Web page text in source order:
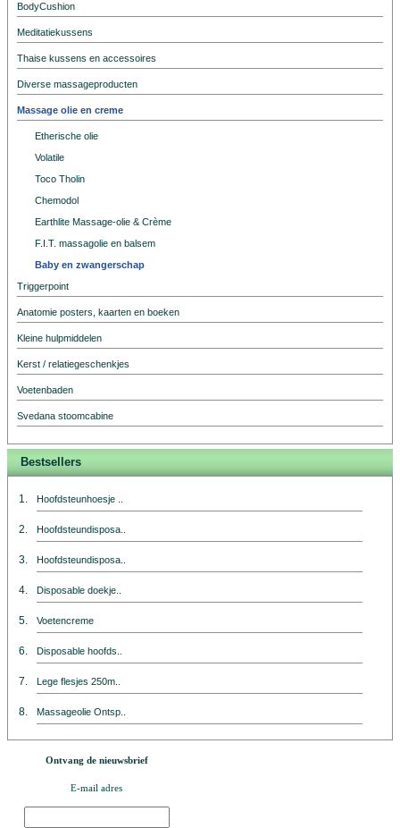
BodyCushion
Meditatiekussens
Thaise kussens en accessoires
Diverse massageproducten
Massage olie en creme
Etherische olie
Volatile
Toco Tholin
Chemodol
Earthlite Massage-olie & Crème
F.I.T. massagolie en balsem
Baby en zwangerschap
Triggerpoint
Anatomie posters, kaarten en boeken
Kleine hulpmiddelen
Kerst / relatiegeschenkjes
Voetenbaden
Svedana stoomcabine
Bestsellers
1. Hoofdsteunhoesje ..
2. Hoofdsteundisposa..
3. Hoofdsteundisposa..
4. Disposable doekje..
5. Voetencreme
6. Disposable hoofds..
7. Lege flesjes 250m..
8. Massageolie Ontsp..
Ontvang de nieuwsbrief
E-mail adres